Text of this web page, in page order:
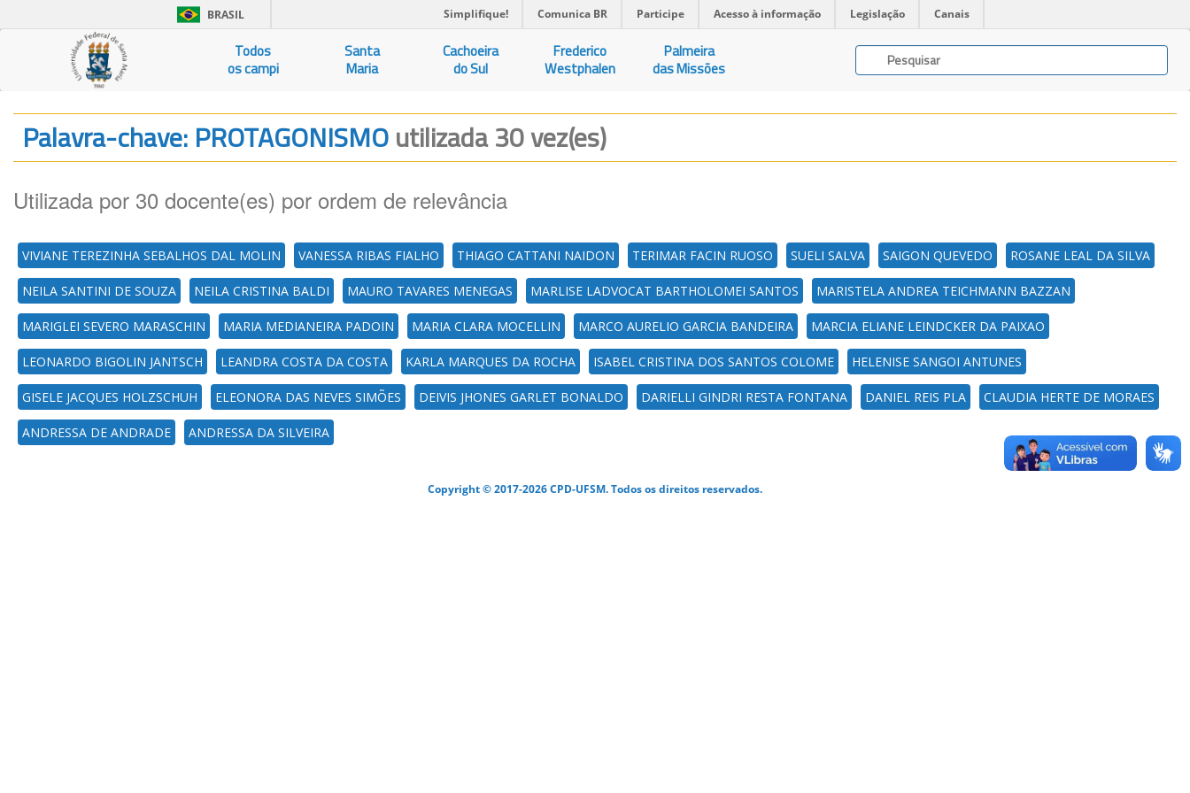
BRASIL Simplifique! Comunica BR Participe Acesso à informação Legislação Canais
Todos
os campi
Santa
Maria
Cachoeira
do Sul
Frederico
Westphalen
Palmeira
das Missões
Palavra-chave: PROTAGONISMOutilizada 30 vez(es)
Utilizada por 30 docente(es) por ordem de relevância
VIVIANE TEREZINHA SEBALHOS DAL MOLIN VANESSA RIBAS FIALHO THIAGO CATTANI NAIDON TERIMAR FACIN RUOSO SUELI SALVA SAIGON QUEVEDO ROSANE LEAL DA SILVA
NEILA SANTINI DE SOUZA NEILA CRISTINA BALDI MAURO TAVARES MENEGAS MARLISE LADVOCAT BARTHOLOMEI SANTOS MARISTELA ANDREA TEICHMANN BAZZAN
MARIGLEI SEVERO MARASCHIN MARIA MEDIANEIRA PADOIN MARIA CLARA MOCELLIN MARCO AURELIO GARCIA BANDEIRA MARCIA ELIANE LEINDCKER DA PAIXAO
LEONARDO BIGOLIN JANTSCH LEANDRA COSTA DA COSTA KARLA MARQUES DA ROCHA ISABEL CRISTINA DOS SANTOS COLOME HELENISE SANGOI ANTUNES
GISELE JACQUES HOLZSCHUH ELEONORA DAS NEVES SIMÕES DEIVIS JHONES GARLET BONALDO DARIELLI GINDRI RESTA FONTANA DANIEL REIS PLA CLAUDIA HERTE DE MORAES
ANDRESSA DE ANDRADE ANDRESSA DA SILVEIRA
Copyright © 2017-2026 CPD-UFSM. Todos os direitos reservados.